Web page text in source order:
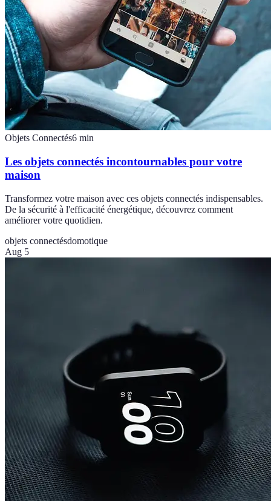
Objets Connectés6 min
Les objets connectés incontournables pour votre
maison
Transformez votre maison avec ces objets connectés indispensables.
De la sécurité à l'efficacité énergétique, découvrez comment
améliorer votre quotidien.
objets connectésdomotique
Aug 5